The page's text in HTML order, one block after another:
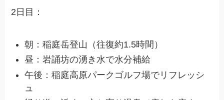
2日目：
朝：稲庭岳登山（往復約1.5時間）
昼：岩誦坊の湧き水で水分補給
午後：稲庭高原パークゴルフ場でリフレッシ
ュ